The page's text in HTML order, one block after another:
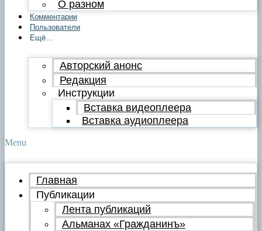
О разном
Комментарии
Пользователи
Ещё…
Авторский анонс
Редакция
Инструкции
Вставка видеоплеера
Вставка аудиоплеера
Menu
Главная
Публикации
Лента публикаций
Альманах «Гражданинъ»